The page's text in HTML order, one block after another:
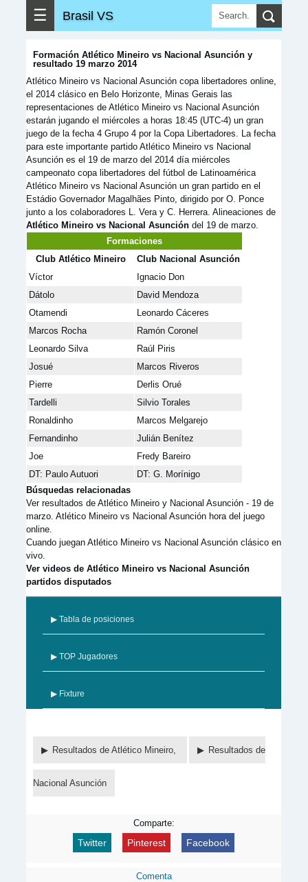
☰ Brasil VS
Formación Atlético Mineiro vs Nacional Asunción y
resultado 19 marzo 2014
Atlético Mineiro vs Nacional Asunción copa libertadores online,
el 2014 clásico en Belo Horizonte, Minas Gerais las
representaciones de Atlético Mineiro vs Nacional Asunción
estarán jugando el miércoles a horas 18:45 (UTC-4) un gran
juego de la fecha 4 Grupo 4 por la Copa Libertadores. La fecha
para este importante partido Atlético Mineiro vs Nacional
Asunción es el 19 de marzo del 2014 día miércoles
campeonato copa libertadores del fútbol de Latinoamérica
Atlético Mineiro vs Nacional Asunción un gran partido en el
Estádio Governador Magalhães Pinto, dirigido por O. Ponce
junto a los colaboradores L. Vera y C. Herrera. Alineaciones de
Atlético Mineiro vs Nacional Asunción del 19 de marzo.
Formaciones
Club Atlético Mineiro
Club Nacional Asunción
Víctor
Ignacio Don
Dátolo
David Mendoza
Otamendi
Leonardo Cáceres
Marcos Rocha
Ramón Coronel
Leonardo Silva
Raúl Piris
Josué
Marcos Riveros
Pierre
Derlis Orué
Tardelli
Silvio Torales
Ronaldinho
Marcos Melgarejo
Fernandinho
Julián Benítez
Joe
Fredy Bareiro
DT: Paulo Autuori
DT: G. Morínigo
Búsquedas relacionadas
Ver resultados de Atlético Mineiro y Nacional Asunción - 19 de
marzo. Atlético Mineiro vs Nacional Asunción hora del juego
online.
Cuando juegan Atlético Mineiro vs Nacional Asunción clásico en
vivo.
Ver videos de Atlético Mineiro vs Nacional Asunción
partidos disputados
▶ Tabla de posiciones
▶ TOP Jugadores
▶ Fixture
Resultados de Atlético Mineiro, Resultados de
Nacional Asunción
Comparte:
Twitter Pinterest Facebook
Comenta